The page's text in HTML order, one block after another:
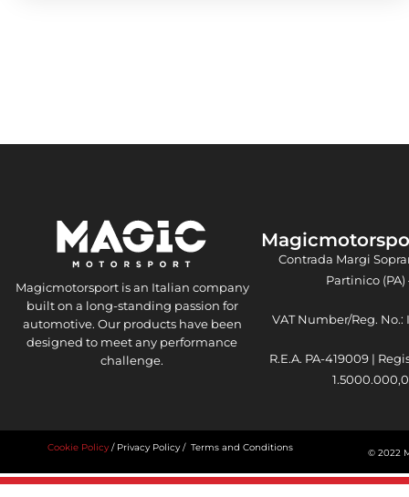
Magicmotorsport is an Italian company
built on a long-standing passion for
automotive. Our products have been
designed to meet any performance
challenge.
Contrada Margi
Partinico (PA)
VAT Number/Reg. No.:
R.E.A. PA-419009 |
Cookie Policy/ Privacy Policy/ Terms and Conditions © 2022